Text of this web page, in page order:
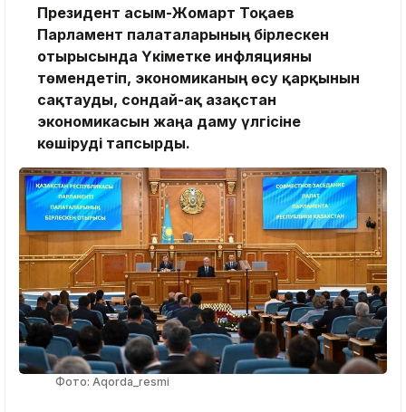
Президент Қасым-Жомарт Тоқаев
Парламент палаталарының бірлескен
отырысында Үкіметке инфляцияны
төмендетіп, экономиканың өсу қарқынын
сақтауды, сондай-ақ Қазақстан
экономикасын жаңа даму үлгісіне
көшіруді тапсырды.
Фото: Aqorda_resmi